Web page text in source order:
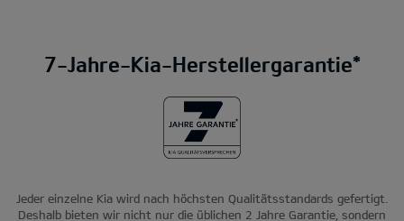
7-Jahre-Kia-Herstellergarantie*
Jeder einzelne Kia wird nach höchsten Qualitätsstandards gefertigt.
Deshalb bieten wir nicht nur die üblichen 2 Jahre Garantie, sondern